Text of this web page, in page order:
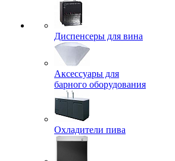
Диспенсеры для вина
Аксессуары для
барного оборудования
Охладители пива